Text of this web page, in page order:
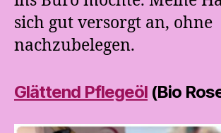
sich gut versorgt an, ohne
nachzubelegen.
Glättend Pflegeöl (Bio